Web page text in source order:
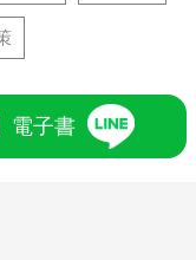
電子書